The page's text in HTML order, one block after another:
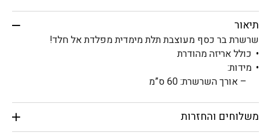
תיאור
שרשרת בר כסף מעוצבת תלת מימדית מפלדת אל חלד!
כולל אריזה מהודרת
מידות:
– אורך השרשרת: 60 ס”מ
משלוחים והחזרות